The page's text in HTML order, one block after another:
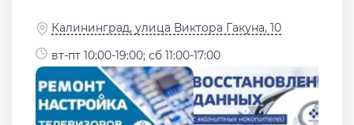
Калининград, улица Виктора Гакуна, 10
вт-пт 10:00-19:00; сб 11:00-17:00